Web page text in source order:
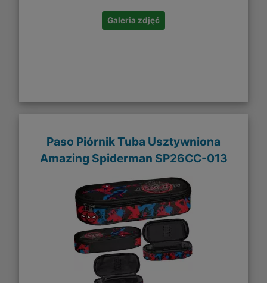
Galeria zdjęć
Paso Piórnik Tuba Usztywniona
Amazing Spiderman SP26CC-013